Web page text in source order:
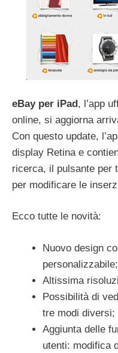
eBay per iPad, l’app
online, si aggiorna
Con questo update,
display Retina e
ricerca, il pulsante per
per modificare le
Ecco tutte le novità:
Nuovo design
personalizzabile;
Altissima
Possibilità di
tre modi diversi;
Aggiunta delle
utenti: modifica